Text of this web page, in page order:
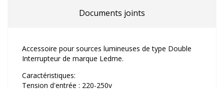
Documents joints
Accessoire pour sources lumineuses de type Double
Interrupteur de marque Ledme.
Caractéristiques:
Tension d'entrée : 220-250v